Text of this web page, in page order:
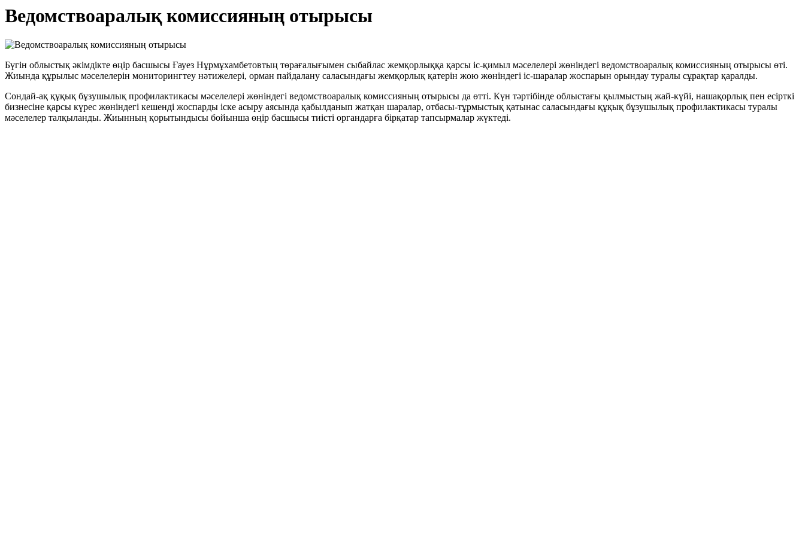
Ведомствоаралық комиссияның отырысы
Бүгін облыстық әкімдікте өңір басшысы Ғауез Нұрмұхамбетовтың төрағалығымен сыбайлас жемқорлыққа қарсы іс-қимыл мәселелері жөніндегі ведомствоаралық комиссияның отырысы өті.
Жиында құрылыс мәселелерін мониторингтеу нәтижелері, орман пайдалану саласындағы жемқорлық қатерін жою жөніндегі іс-шаралар жоспарын орындау туралы сұрақтар қаралды.
Сондай-ақ құқық бұзушылық профилактикасы мәселелері жөніндегі ведомствоаралық комиссияның отырысы да өтті. Күн тәртібінде облыстағы қылмыстың жай-күйі, нашақорлық пен есірткі
бизнесіне қарсы күрес жөніндегі кешенді жоспарды іске асыру аясында қабылданып жатқан шаралар, отбасы-тұрмыстық қатынас саласындағы құқық бұзушылық профилактикасы туралы
мәселелер талқыланды. Жиынның қорытындысы бойынша өңір басшысы тиісті органдарға бірқатар тапсырмалар жүктеді.